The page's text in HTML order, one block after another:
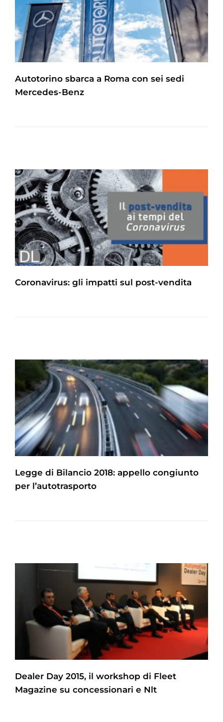
Autotorino sbarca a Roma con sei sedi
Mercedes-Benz
Coronavirus: gli impatti sul post-vendita
Legge di Bilancio 2018: appello congiunto
per l’autotrasporto
Dealer Day 2015, il workshop di Fleet
Magazine su concessionari e Nlt